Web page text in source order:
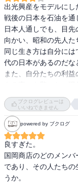
出光興産をモデルにし
戦後の日本を石油を通
日本人通しでも、目
向かい、昭和の先人た
同じ生き方は自分に
代の日本があるのだな
また、自分たちの利
ばれる国だったりもす
ブクログレビューは
いいねできません
powered by ブクログ
良すぎた。
国岡商店のどのメン
であり、その人たち
うか。